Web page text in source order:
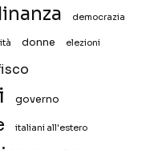
democrazia
donne elezioni
governo
italiani all'estero